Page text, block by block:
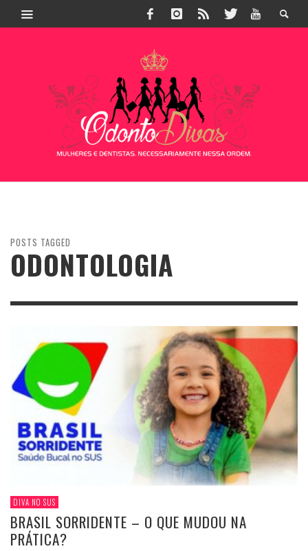
POSTS TAGGED
ODONTOLOGIA
DIVA NO SUS
BRASIL SORRIDENTE – O QUE MUDOU NA
PRÁTICA?